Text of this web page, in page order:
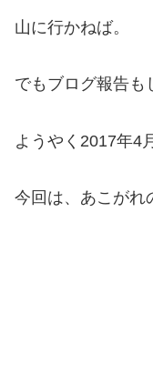
山に行かねば。
でもブログ報告も
ようやく2017年4
今回は、あこがれ